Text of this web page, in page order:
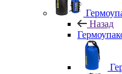
Назад